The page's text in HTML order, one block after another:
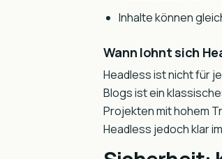
Inhalte können
Wann lohnt sich
Headless ist nicht für
Blogs ist ein
Projekten mit hohem
Headless jedoch klar